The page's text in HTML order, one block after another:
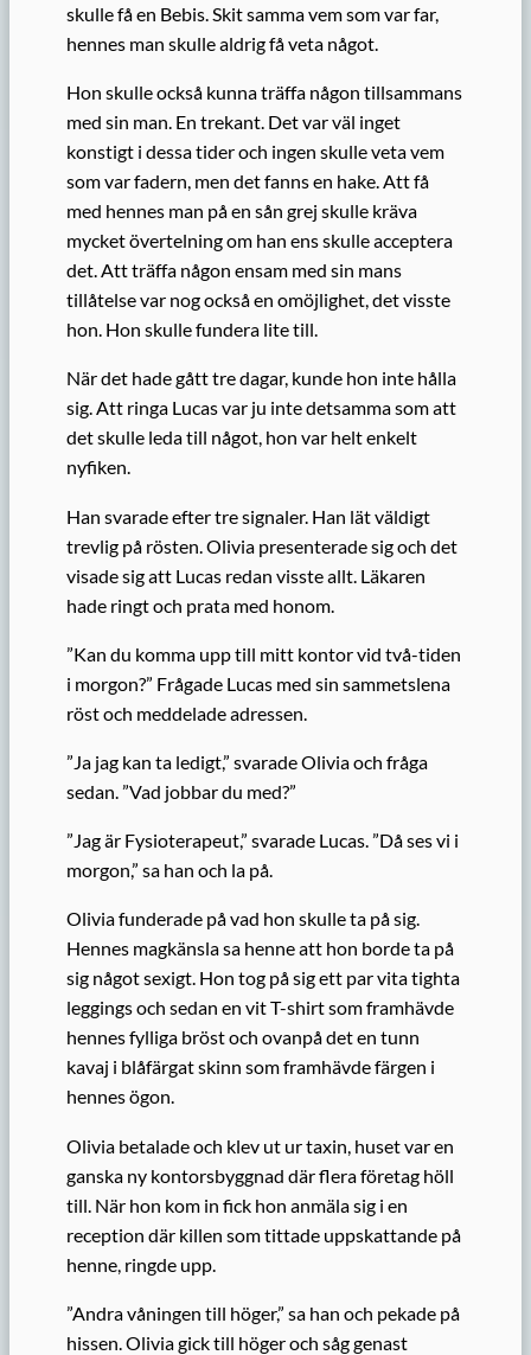
skulle få en Bebis. Skit samma vem som var far,
hennes man skulle aldrig få veta något.
Hon skulle också kunna träffa någon tillsammans
med sin man. En trekant. Det var väl inget
konstigt i dessa tider och ingen skulle veta vem
som var fadern, men det fanns en hake. Att få
med hennes man på en sån grej skulle kräva
mycket övertelning om han ens skulle acceptera
det. Att träffa någon ensam med sin mans
tillåtelse var nog också en omöjlighet, det visste
hon. Hon skulle fundera lite till.
När det hade gått tre dagar, kunde hon inte hålla
sig. Att ringa Lucas var ju inte detsamma som att
det skulle leda till något, hon var helt enkelt
nyfiken.
Han svarade efter tre signaler. Han lät väldigt
trevlig på rösten. Olivia presenterade sig och det
visade sig att Lucas redan visste allt. Läkaren
hade ringt och prata med honom.
”Kan du komma upp till mitt kontor vid två-tiden
i morgon?” Frågade Lucas med sin sammetslena
röst och meddelade adressen.
”Ja jag kan ta ledigt,” svarade Olivia och fråga
sedan. ”Vad jobbar du med?”
”Jag är Fysioterapeut,” svarade Lucas. ”Då ses vi i
morgon,” sa han och la på.
Olivia funderade på vad hon skulle ta på sig.
Hennes magkänsla sa henne att hon borde ta på
sig något sexigt. Hon tog på sig ett par vita tighta
leggings och sedan en vit T-shirt som framhävde
hennes fylliga bröst och ovanpå det en tunn
kavaj i blåfärgat skinn som framhävde färgen i
hennes ögon.
Olivia betalade och klev ut ur taxin, huset var en
ganska ny kontorsbyggnad där flera företag höll
till. När hon kom in fick hon anmäla sig i en
reception där killen som tittade uppskattande på
henne, ringde upp.
”Andra våningen till höger,” sa han och pekade på
hissen. Olivia gick till höger och såg genast